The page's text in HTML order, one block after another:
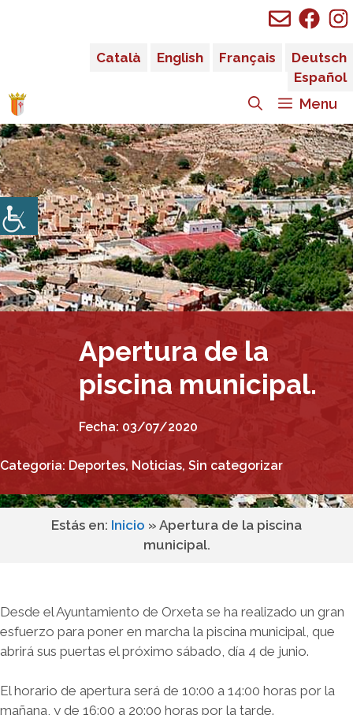
Català English Français
Deutsch
Español
Menu
Apertura de la
piscina municipal.
Fecha: 03/07/2020
Categoria: Deportes, Noticias, Sin categorizar
Estás en: Inicio » Apertura de la piscina
municipal.
Desde el Ayuntamiento de Orxeta se ha realizado un gran
esfuerzo para poner en marcha la piscina municipal, que
abrirá sus puertas el próximo sábado, día 4 de junio.
El horario de apertura será de 10:00 a 14:00 horas por la
mañana, y de 16:00 a 20:00 horas por la tarde.